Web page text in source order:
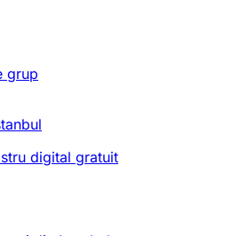
grup
digital gratuit